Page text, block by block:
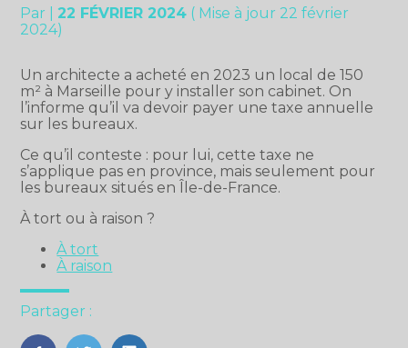
Par 22 FÉVRIER 2024 ( Mise à jour 22 février
2024)
Un architecte a acheté en 2023 un local de 150
m² à Marseille pour y installer son cabinet. On
l’informe qu’il va devoir payer une taxe annuelle
sur les bureaux.
Ce qu’il conteste : pour lui, cette taxe ne
s’applique pas en province, mais seulement pour
les bureaux situés en Île-de-France.
À tort ou à raison ?
À tort
À raison
Partager :